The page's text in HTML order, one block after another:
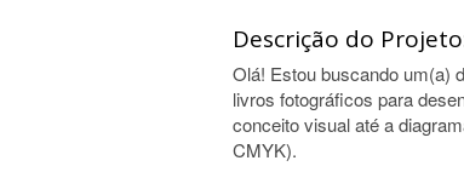
Descrição do
Olá! Estou buscando um(a)
livros fotográficos para
conceito visual até a
CMYK).